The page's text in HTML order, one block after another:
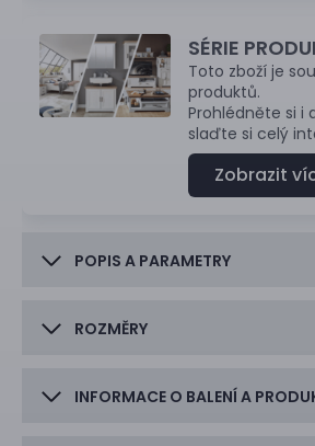
SÉRIE
Toto zboží je
produktů.
Prohlédněte si i
slaďte si celý
Zobrazit
POPIS A PARAMETRY
ROZMĚRY
INFORMACE O BALENÍ A